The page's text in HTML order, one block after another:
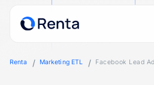
Renta Marketing ETL Facebook Lead